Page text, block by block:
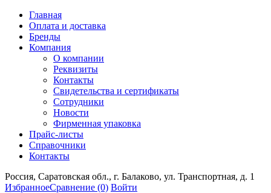
Главная
Оплата и доставка
Бренды
Компания
О компании
Реквизиты
Контакты
Свидетельства и сертификаты
Сотрудники
Новости
Фирменная упаковка
Прайс-листы
Справочники
Контакты
Россия, Саратовская обл., г. Балаково, ул. Транспортная, д. 1
ИзбранноеСравнение (0) Войти